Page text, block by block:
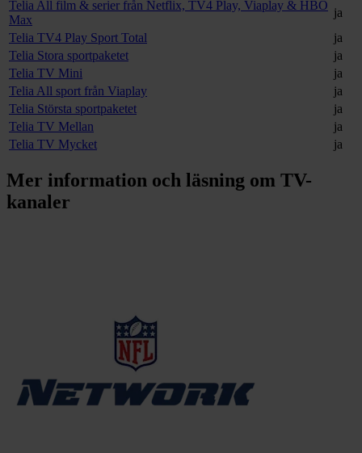
Telia All film & serier från Netflix, TV4 Play, Viaplay & HBO
Max
ja
Telia TV4 Play Sport Total
ja
Telia Stora sportpaketet
ja
Telia TV Mini
ja
Telia All sport från Viaplay
ja
Telia Största sportpaketet
ja
Telia TV Mellan
ja
Telia TV Mycket
ja
Mer information och läsning om TV-
kanaler